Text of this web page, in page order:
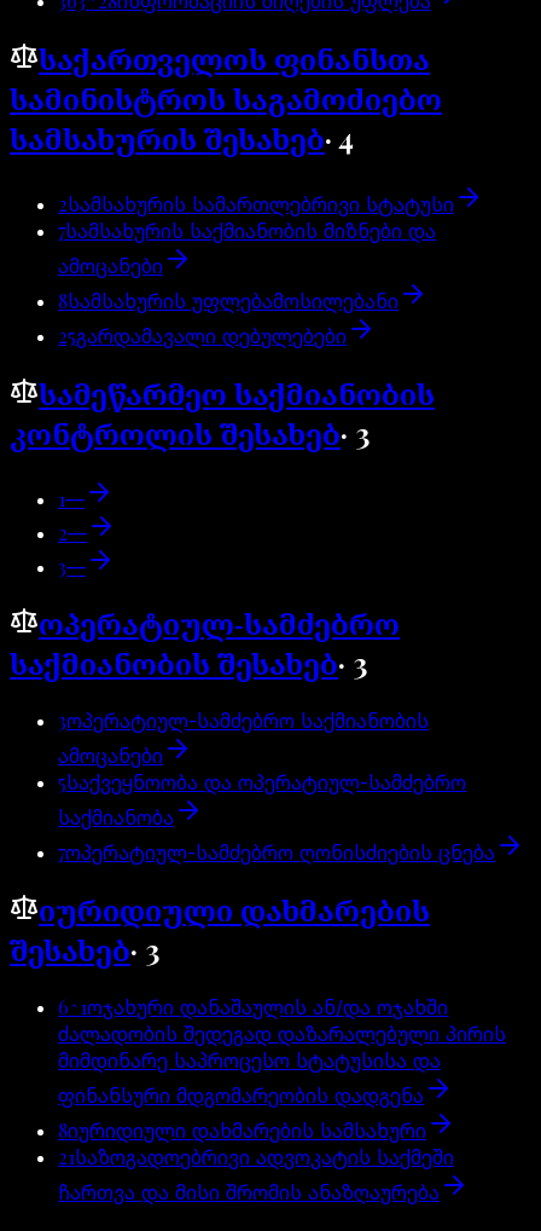
საქართველოს ფინანსთა
სამინისტროს საგამოძიებო
სამსახურის შესახებ·4
2სამსახურის სამართლებრივი სტატუსი
7სამსახურის საქმიანობის მიზნები და
ამოცანები
8სამსახურის უფლებამოსილებანი
25გარდამავალი დებულებები
სამეწარმეო საქმიანობის
კონტროლის შესახებ· 3
1—
2—
3—
ოპერატიულ-სამძებრო
საქმიანობის შესახებ· 3
3ოპერატიულ-სამძებრო საქმიანობის
ამოცანები
5საქვეყნოობა და ოპერატიულ-სამძებრო
საქმიანობა
7ოპერატიულ-სამძებრო ღონისძიების ცნება
იურიდიული დახმარების
შესახებ· 3
6^1ოჯახური დანაშაულის ან/და ოჯახში
ძალადობის შედეგად დაზარალებული პირის
მიმდინარე საპროცესო სტატუსისა და
ფინანსური მდგომარეობის დადგენა
8იურიდიული დახმარების სამსახური
21საზოგადოებრივი ადვოკატის საქმეში
ჩართვა და მისი შრომის ანაზღაურება